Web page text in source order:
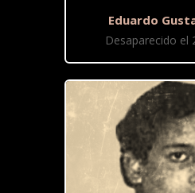
Eduardo
Desaparecido el